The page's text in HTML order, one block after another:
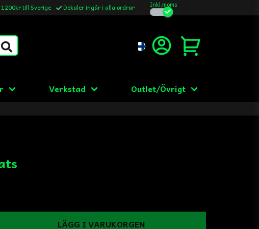
till Sverige Dekaler ingår i alla ordrar Inkl.moms
Verkstad Outlet/Övrigt
LÄGG I VARUKORGEN